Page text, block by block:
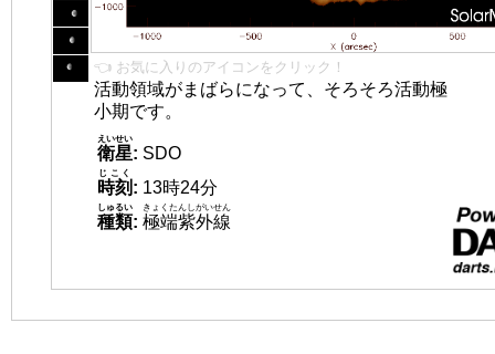
👈 お気に入りのアイコンをクリック！
活動領域がまばらになって、そろそろ活動極
小期です。
衛星
えいせい
: SDO
時刻
じこく
: 13時24分
種類
しゅるい
: 極端紫外線
きょくたんしがいせん